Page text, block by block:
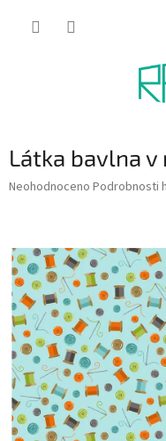
Látka bavlna v
Průměrné
0,0
z
5
hvězdiček.
Neohodnoceno Podrobnosti